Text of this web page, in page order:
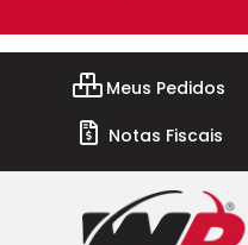
Meus Pedidos
Notas Fiscais